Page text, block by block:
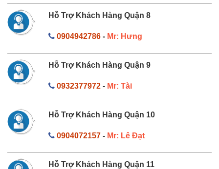
Hỗ Trợ Khách Hàng Quận 8
0904942786- Mr: Hưng
Hỗ Trợ Khách Hàng Quận 9
0932377972- Mr: Tài
Hỗ Trợ Khách Hàng Quận 10
0904072157- Mr: Lê Đạt
Hỗ Trợ Khách Hàng Quận 11